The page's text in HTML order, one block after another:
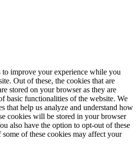
to improve your experience while you
Out of these, the cookies that are
stored on your browser as they are
basic functionalities of the website. We
that help us analyze and understand how
cookies will be stored in your browser
also have the option to opt-out of these
of these cookies may affect your